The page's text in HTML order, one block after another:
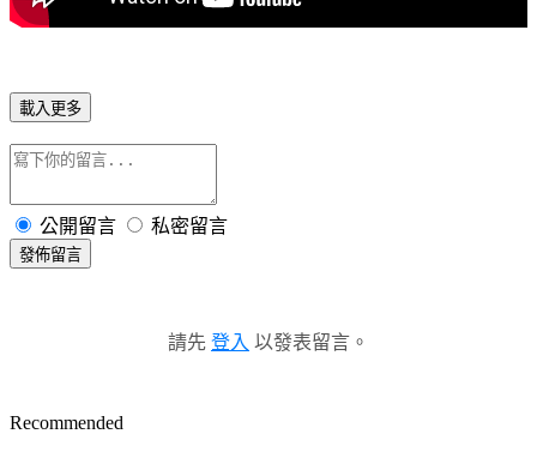
載入更多
公開留言 私密留言
發佈留言
請先 登入 以發表留言。
Recommended